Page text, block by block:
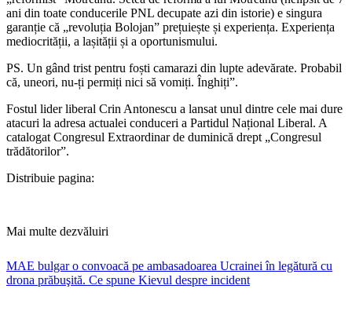
ani din toate conducerile PNL decupate azi din istorie) e singura
garanție că „revoluția Bolojan” prețuiește și experiența. Experiența
mediocrității, a lașității și a oportunismului.
PS. Un gând trist pentru foști camarazi din lupte adevărate. Probabil
că, uneori, nu-ți permiți nici să vomiți. Înghiți”.
​Fostul lider liberal Crin Antonescu a lansat unul dintre cele mai dure
atacuri la adresa actualei conduceri a Partidul Național Liberal. A
catalogat Congresul Extraordinar de duminică drept „Congresul
trădătorilor”.
Distribuie pagina:
Mai multe dezvăluiri
MAE bulgar o convoacă pe ambasadoarea Ucrainei în legătură cu
drona prăbuşită. Ce spune Kievul despre incident